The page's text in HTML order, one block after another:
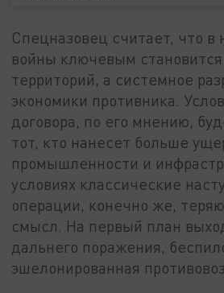
Спецназовец считает, что в
войны ключевым становится
территорий, а системное
экономики противника.
договора, по его мнению,
тот, кто нанесет больше
промышленности и
условиях классические
операции, конечно же,
смысл. На первый план
дальнего поражения,
эшелонированная